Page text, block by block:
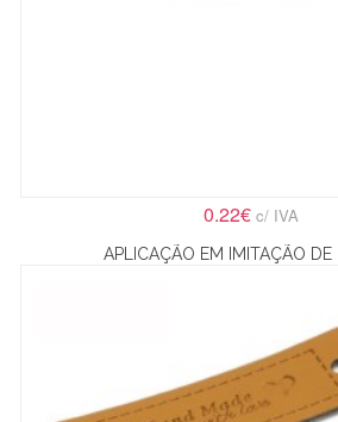
0.22€ c/ IVA
APLICAÇÃO EM IMITAÇÃO DE